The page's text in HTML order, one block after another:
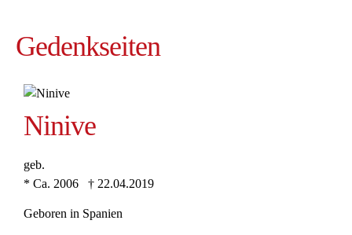
Gedenkseiten
Ninive
geb.
* Ca. 2006 † 22.04.2019
Geboren in Spanien